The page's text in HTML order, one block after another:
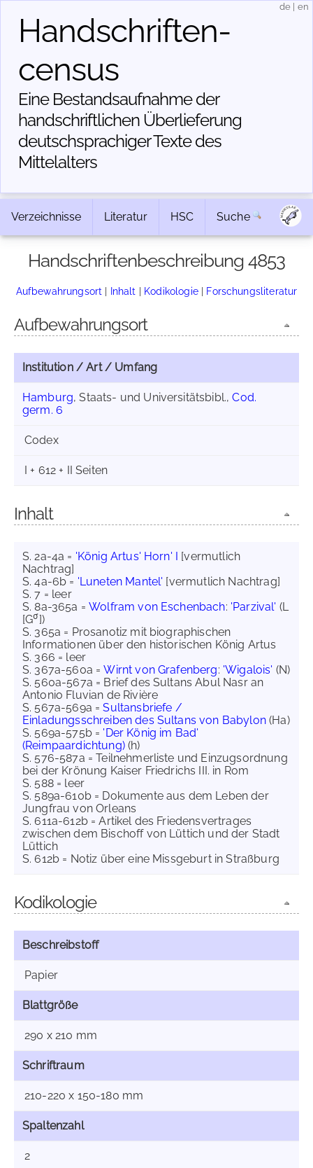
Handschriften­
census
Eine Bestandsaufnahme der
handschriftlichen Über­lieferung
deutschsprachiger Texte des
Mittelalters
de en
Verzeichnisse Literatur HSC Suche
Handschriftenbeschreibung 4853
Aufbewahrungsort | Inhalt | Kodikologie| Forschungsliteratur
Aufbewahrungsort
Institution / Art / Umfang
Hamburg, Staats- und Universitätsbibl.,Cod.
germ. 6
Codex
I + 612 + II Seiten
Inhalt
S. 2a-4a = 'König Artus' Horn' I [vermutlich
Nachtrag]
S. 4a-6b = 'Luneten Mantel' [vermutlich Nachtrag]
S. 7 = leer
S. 8a-365a =Wolfram von Eschenbach: 'Parzival' (L
[Gσ])
S. 365a = Prosanotiz mit biographischen
Informationen über den historischen König Artus
S. 366 = leer
S. 367a-560a =Wirnt von Grafenberg: 'Wigalois' (N)
S. 560a-567a = Brief des Sultans Abul Nasr an
Antonio Fluvian de Rivière
S. 567a-569a =Sultansbriefe /
Einladungsschreiben des Sultans von Babylon(Ha)
S. 569a-575b = 'Der König im Bad'
(Reimpaardichtung)(h)
S. 576-587a = Teilnehmerliste und Einzugsordnung
bei der Krönung Kaiser Friedrichs III. in Rom
S. 588 = leer
S. 589a-610b = Dokumente aus dem Leben der
Jungfrau von Orleans
S. 611a-612b = Artikel des Friedensvertrages
zwischen dem Bischoff von Lüttich und der Stadt
Lüttich
S. 612b = Notiz über eine Missgeburt in Straßburg
Kodikologie
Beschreibstoff
Papier
Blattgröße
290 x 210 mm
Schriftraum
210-220 x 150-180 mm
Spaltenzahl
2